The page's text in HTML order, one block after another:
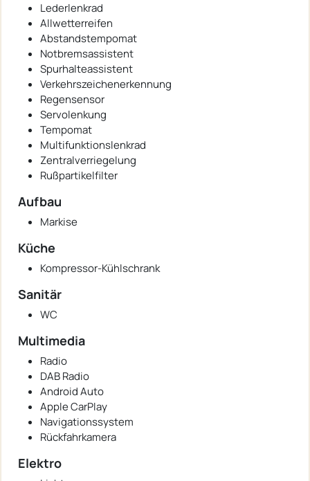
Lederlenkrad
Allwetterreifen
Abstandstempomat
Notbremsassistent
Spurhalteassistent
Verkehrszeichenerkennung
Regensensor
Servolenkung
Tempomat
Multifunktionslenkrad
Zentralverriegelung
Rußpartikelfilter
Aufbau
Markise
Küche
Kompressor-Kühlschrank
Sanitär
WC
Multimedia
Radio
DAB Radio
Android Auto
Apple CarPlay
Navigationssystem
Rückfahrkamera
Elektro